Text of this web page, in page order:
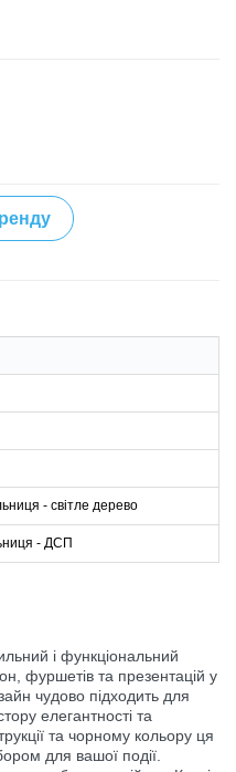
- світле дерево
- ДСП
і функціональний
фуршетів та презентацій у
чудово підходить для
елегантності та
та чорному кольору ця
для вашої події.